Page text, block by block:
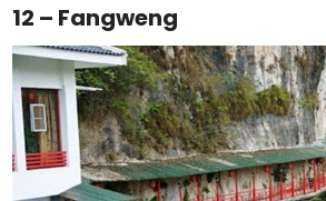
12 – Fangweng